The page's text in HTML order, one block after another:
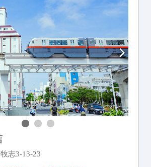
志3-13-23